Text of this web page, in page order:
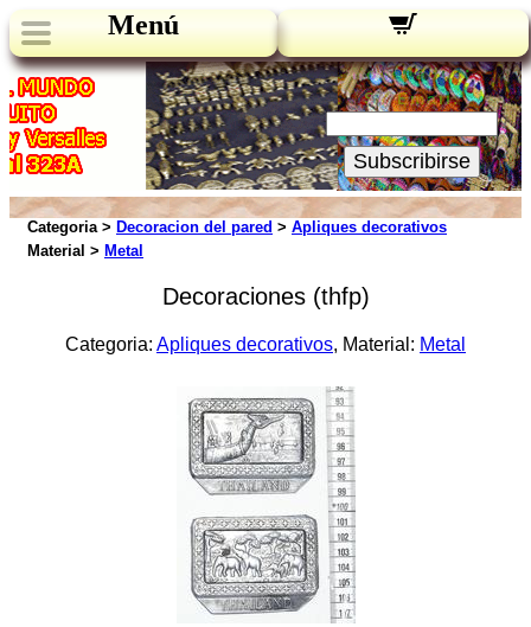
Menú
Novedades:
Su Email:
Subscribirse
Categoria > Decoracion del pared > Apliques decorativos
Material > Metal
Decoraciones (thfp)
Categoria: Apliques decorativos, Material: Metal